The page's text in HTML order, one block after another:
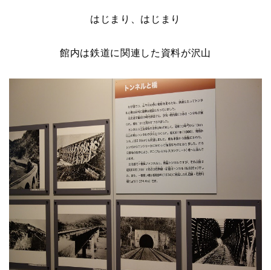
はじまり、はじまり
館内は鉄道に関連した資料が沢山